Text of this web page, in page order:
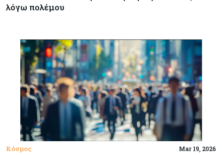
λόγω πολέμου
Κόσμος Mar 19, 2026